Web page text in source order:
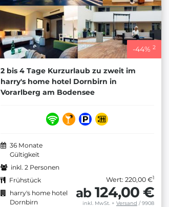
-44% 2
2 bis 4 Tage Kurzurlaub zu zweit im
harry's home hotel Dornbirn in
Vorarlberg am Bodensee
36 Monate
Gültigkeit
inkl. 2 Personen
Frühstück
harry's home hotel
Dornbirn
Wert: 220,00 €1
ab 124,00 €
inkl. MwSt. + Versand / 9908